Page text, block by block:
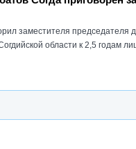
заместителя
области к 2,5 годам